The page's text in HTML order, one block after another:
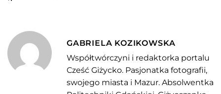
GABRIELA KOZIKOWSKA
Współtwórczyni i redaktorka portalu
Cześć Giżycko. Pasjonatka fotografii,
swojego miasta i Mazur. Absolwentka